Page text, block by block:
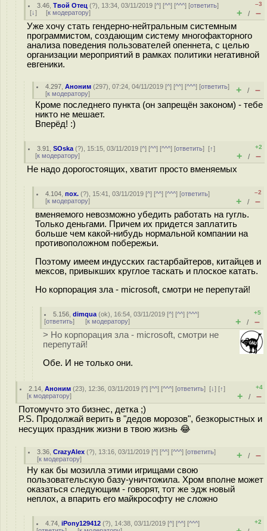
3.46 ,Твой Отец (?), 13:34, 03/11/2019 [^] [^^] [^^^] [ответить]
[↓] [к модератору]
–3
+ / –
Уже хочу стать гендерно-нейтральным системным
программистом, создающим систему многофакторного
анализа поведения пользователей опеннета, с целью
организации мероприятий в рамках политики негативной
евгеники.
4.297 ,Аноним (297), 07:24, 04/11/2019 [^] [^^] [^^^] [ответить]
[к модератору] + / –
Кроме последнего пункта (он запрещён законом) - тебе
никто не мешает.
Вперёд! :)
3.91 ,SOska (?), 15:15, 03/11/2019 [^] [^^] [^^^] [ответить][↑]
[к модератору]
+2
+ / –
Не надо дорогостоящих, хватит просто вменяемых
4.104 ,пох. (?), 15:41, 03/11/2019 [^] [^^] [^^^] [ответить]
[к модератору]
–2
+ / –
вменяемого невозможно убедить работать на гугль.
Только деньгами. Причем их придется заплатить
больше чем какой-нибудь нормальной компании на
противоположном побережьи.
Поэтому имеем индусских гастарбайтеров, китайцев и
мексов, привыкших круглое таскать и плоское катать.
Но корпорация зла - microsoft, смотри не перепутай!
5.156 ,dimqua (ok), 16:54, 03/11/2019 [^] [^^] [^^^]
[ответить] [к модератору]
+5
+ / –
> Но корпорация зла - microsoft, смотри не
перепутай!
Обе. И не только они.
2.14 ,Аноним (23), 12:36, 03/11/2019 [^] [^^] [^^^] [ответить][↓] [↑]
[к модератору]
+4
+ / –
Потомучто это бизнес, детка ;)
P.S. Продолжай верить в "дедов морозов", безкорыстных и
несущих праздник жизни в твою жизнь 😂
3.36 ,CrazyAlex (?), 13:16, 03/11/2019 [^] [^^] [^^^] [ответить]
[к модератору] + / –
Ну как бы мозилла этими игрищами свою
пользовательскую базу-уничтожила. Хром вполне может
оказаться следующим - говорят, тот же эдж новый
неплох, а впарить его майкрософту не сложно
4.74 ,iPony129412 (?), 14:38, 03/11/2019 [^] [^^] [^^^]
+2